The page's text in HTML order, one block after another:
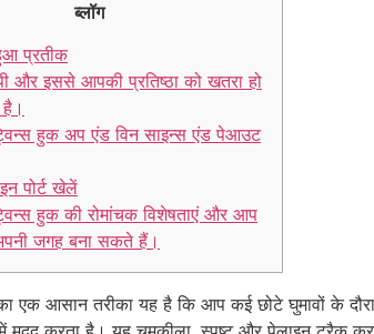
ब्लॉग
प्रतीक
और इससे आपकी प्रतिष्ठा को खतरा हो
हुक अप एंड विन साइन्स एंड पेआउट
पोर्ट खेलें
हुक की रोमांचक विशेषताएं और आप
जगह बना सकते हैं।
एक आसान तरीका यह है कि आप कई छोटे घुमावों के